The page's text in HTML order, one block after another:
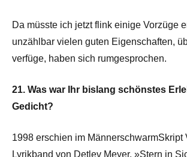
Da müsste ich jetzt flink einige Vorzüge
unzählbar vielen guten Eigenschaften,
verfüge, haben sich rumgesprochen.
21. Was war Ihr bislang schönstes
Gedicht?
1998 erschien im MännerschwarmSkript
Lyrikband von Detlev Meyer. »Stern in